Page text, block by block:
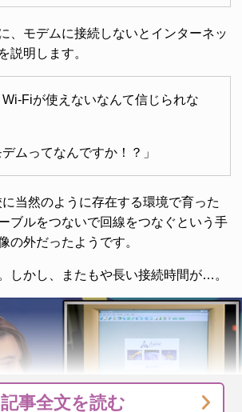
、モデムに接続しないとインターネッ
説明します。
Wi-Fiが使えないなんて信じられな
ムってなんですか！？」
当然のように存在する環境で育った
ブルをつないで回線をつなぐという手
の外だったようです。
しかし、またもや長い接続時間が…。
記事全文を読む